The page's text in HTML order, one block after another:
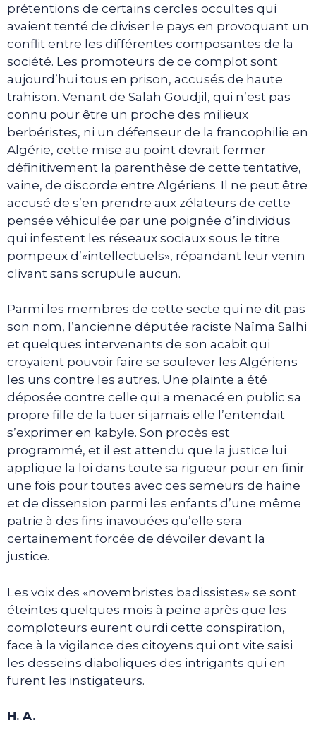
prétentions de certains cercles occultes qui
avaient tenté de diviser le pays en provoquant un
conflit entre les différentes composantes de la
société. Les promoteurs de ce complot sont
aujourd’hui tous en prison, accusés de haute
trahison. Venant de Salah Goudjil, qui n’est pas
connu pour être un proche des milieux
berbéristes, ni un défenseur de la francophilie en
Algérie, cette mise au point devrait fermer
définitivement la parenthèse de cette tentative,
vaine, de discorde entre Algériens. Il ne peut être
accusé de s’en prendre aux zélateurs de cette
pensée véhiculée par une poignée d’individus
qui infestent les réseaux sociaux sous le titre
pompeux d’«intellectuels», répandant leur venin
clivant sans scrupule aucun.
Parmi les membres de cette secte qui ne dit pas
son nom, l’ancienne députée raciste Naïma Salhi
et quelques intervenants de son acabit qui
croyaient pouvoir faire se soulever les Algériens
les uns contre les autres. Une plainte a été
déposée contre celle qui a menacé en public sa
propre fille de la tuer si jamais elle l’entendait
s’exprimer en kabyle. Son procès est
programmé, et il est attendu que la justice lui
applique la loi dans toute sa rigueur pour en finir
une fois pour toutes avec ces semeurs de haine
et de dissension parmi les enfants d’une même
patrie à des fins inavouées qu’elle sera
certainement forcée de dévoiler devant la
justice.
Les voix des «novembristes badissistes» se sont
éteintes quelques mois à peine après que les
comploteurs eurent ourdi cette conspiration,
face à la vigilance des citoyens qui ont vite saisi
les desseins diaboliques des intrigants qui en
furent les instigateurs.
H. A.